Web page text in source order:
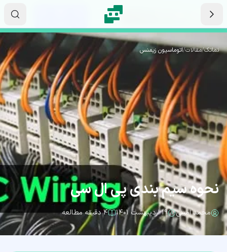
نماتک/مقالات/اتوماسیون زیمنس
نحوه سیم بندی پی ال سی
محمد امینی ۱۹ اردیبهشت ۱۴۰۱ ۴ دقیقه مطالعه